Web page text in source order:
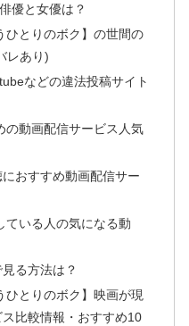
優と女優は？
ひとりのボク】の世間の
レあり)
などの違法投稿サイト
の動画配信サービス人気
おすすめ動画配信サー
ている人の気になる動
る方法は？
ひとりのボク】映画が現
比較情報・おすすめ10